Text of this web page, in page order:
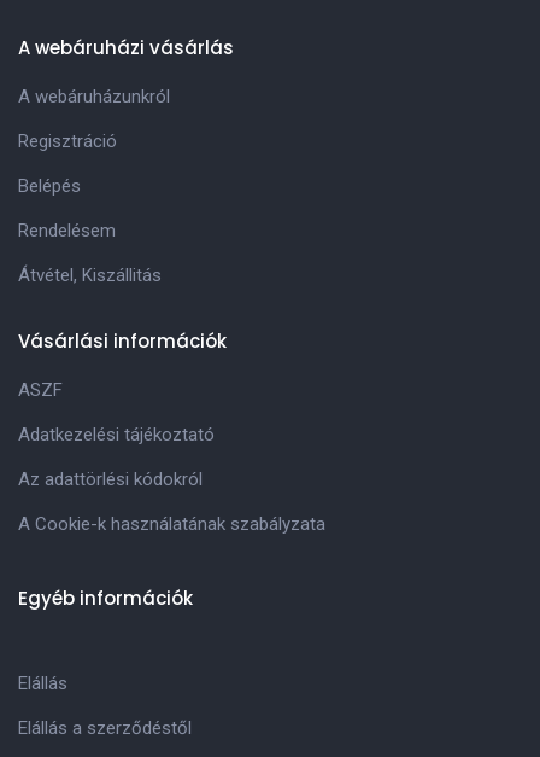
A webáruházi vásárlás
A webáruházunkról
Regisztráció
Belépés
Rendelésem
Átvétel, Kiszállitás
Vásárlási információk
ASZF
Adatkezelési tájékoztató
Az adattörlési kódokról
A Cookie-k használatának szabályzata
Egyéb információk
Elállás
Elállás a szerződéstől